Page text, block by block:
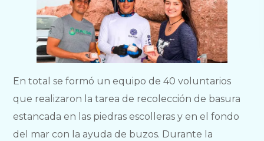
En total se formó un equipo de 40 voluntarios
que realizaron la tarea de recolección de basura
estancada en las piedras escolleras y en el fondo
del mar con la ayuda de buzos. Durante la